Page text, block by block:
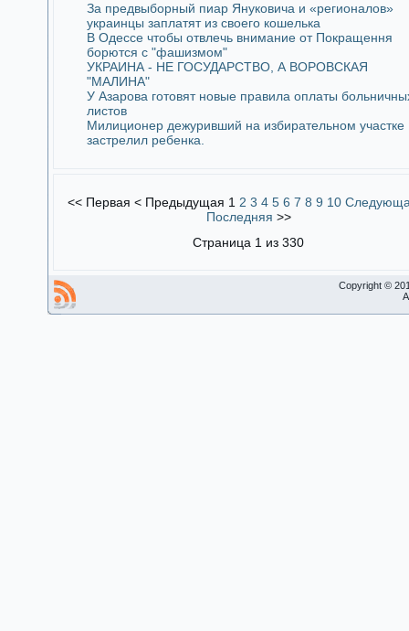
За предвыборный пиар Януковича и «регионалов»
украинцы заплатят из своего кошелька
В Одессе чтобы отвлечь внимание от Покращення
борются с "фашизмом"
УКРАИНА - НЕ ГОСУДАРСТВО, А ВОРОВСКАЯ
"МАЛИНА"
У Азарова готовят новые правила оплаты
листов
Милиционер дежуривший на избирательном участке
застрелил ребенка.
<< Первая < Предыдущая 1 2 3 4 5 6 7 8 9 10
Последняя >>
Страница 1 из 330
Copyright ©